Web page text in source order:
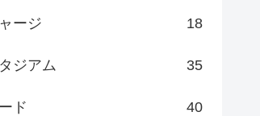
ージ 18
ジアム 35
ド 40